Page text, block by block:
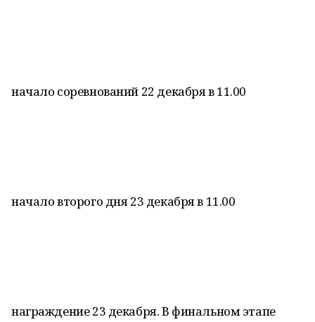
начало соревнований 22 декабря в 11.00
начало второго дня 23 декабря в 11.00
награждение 23 декабря. В финальном этапе